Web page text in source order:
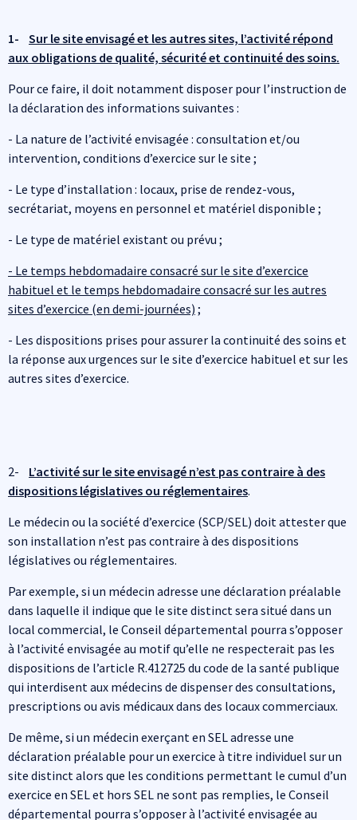
1- Sur le site envisagé et les autres sites, l’activité répond
aux obligations de qualité, sécurité et continuité des soins.
Pour ce faire, il doit notamment disposer pour l’instruction de
la déclaration des informations suivantes :
- La nature de l’activité envisagée : consultation et/ou
intervention, conditions d’exercice sur le site ;
- Le type d’installation : locaux, prise de rendez-vous,
secrétariat, moyens en personnel et matériel disponible ;
- Le type de matériel existant ou prévu ;
- Le temps hebdomadaire consacré sur le site d’exercice
habituel et le temps hebdomadaire consacré sur les autres
sites d’exercice (en demi-journées) ;
- Les dispositions prises pour assurer la continuité des soins et
la réponse aux urgences sur le site d’exercice habituel et sur les
autres sites d’exercice.
2- L’activité sur le site envisagé n’est pas contraire à des
dispositions législatives ou réglementaires.
Le médecin ou la société d’exercice (SCP/SEL) doit attester que
son installation n’est pas contraire à des dispositions
législatives ou réglementaires.
Par exemple, si un médecin adresse une déclaration préalable
dans laquelle il indique que le site distinct sera situé dans un
local commercial, le Conseil départemental pourra s’opposer
à l’activité envisagée au motif qu’elle ne respecterait pas les
dispositions de l’article R.412725 du code de la santé publique
qui interdisent aux médecins de dispenser des consultations,
prescriptions ou avis médicaux dans des locaux commerciaux.
De même, si un médecin exerçant en SEL adresse une
déclaration préalable pour un exercice à titre individuel sur un
site distinct alors que les conditions permettant le cumul d’un
exercice en SEL et hors SEL ne sont pas remplies, le Conseil
départemental pourra s’opposer à l’activité envisagée au